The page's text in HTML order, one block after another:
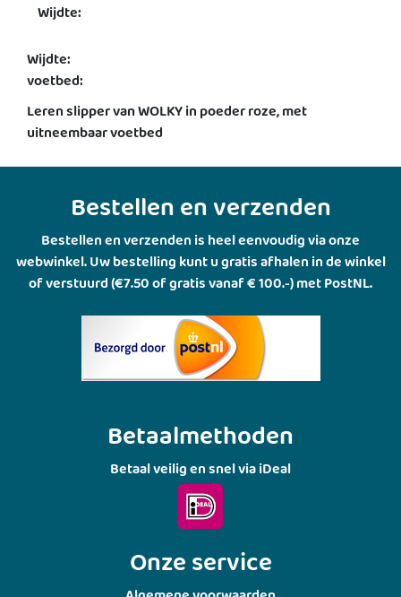
Wijdte:
Wijdte:
voetbed:
Leren slipper van WOLKY in poeder roze, met
uitneembaar voetbed
Bestellen en verzenden
Bestellen en verzenden is heel eenvoudig via onze
webwinkel. Uw bestelling kunt u gratis afhalen in de winkel
of verstuurd (€7.50 of gratis vanaf € 100.-) met PostNL.
Betaalmethoden
Betaal veilig en snel via iDeal
Onze service